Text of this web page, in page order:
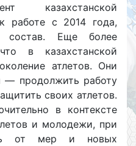
казахстанской
работе с 2014 года,
состав. Еще более
в казахстанской
атлетов. Они
продолжить работу
своих атлетов.
в контексте
и молодежи, при
от мер и новых